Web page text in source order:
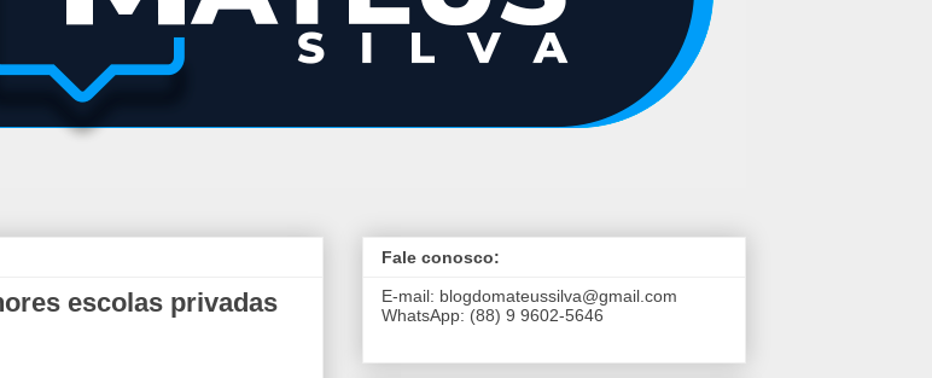
escolas privadas
Fale conosco:
E-mail: blogdomateussilva@gmail.com
WhatsApp: (88) 9 9602-5646